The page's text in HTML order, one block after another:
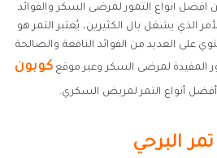
انواع التمور لمرضى السكر والفوائد
الذي يشغل بال الكثيرين، يُعتبر التمر هو
على العديد من الفوائد النافعة والصالحة
المفيدة لمرضى السكر وعبر موقع كوبون
أنواع التمر لمريض السكري.